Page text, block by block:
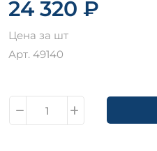
24 320 ₽
Цена за шт
Арт. 49140